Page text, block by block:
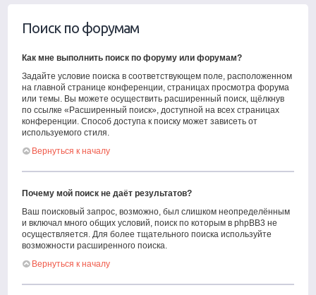
Поиск по форумам
Как мне выполнить поиск по форуму или форумам?
Задайте условие поиска в соответствующем поле, расположенном
на главной странице конференции, страницах просмотра форума
или темы. Вы можете осуществить расширенный поиск, щёлкнув
по ссылке «Расширенный поиск», доступной на всех страницах
конференции. Способ доступа к поиску может зависеть от
используемого стиля.
Вернуться к началу
Почему мой поиск не даёт результатов?
Ваш поисковый запрос, возможно, был слишком неопределённым
и включал много общих условий, поиск по которым в phpBB3 не
осуществляется. Для более тщательного поиска используйте
возможности расширенного поиска.
Вернуться к началу